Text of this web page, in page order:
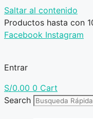
Saltar al contenido
Productos hasta con
Facebook Instagram
Entrar
S/0.00 0 Cart
Search